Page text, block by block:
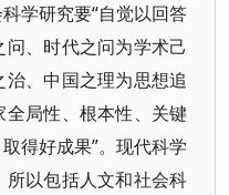
学研究要“自觉以回答
、时代之问为学术己
、中国之理为思想追
局性、根本性、关键
得好成果”。现代科学
以包括人文和社会科